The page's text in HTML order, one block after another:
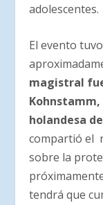
adolescentes.
El evento
magistral
holandesa
compartió el
sobre la
tendrá que